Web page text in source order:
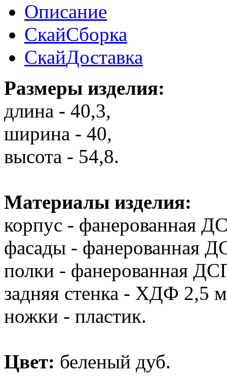
Описание
СкайСборка
СкайДоставка
Размеры изделия:
длина - 40,3,
ширина - 40,
высота - 54,8.
Материалы изделия:
корпус - фанерованная
фасады - фанерованная
полки - фанерованная
задняя стенка - ХДФ 2,5
ножки - пластик.
Цвет: беленый дуб.